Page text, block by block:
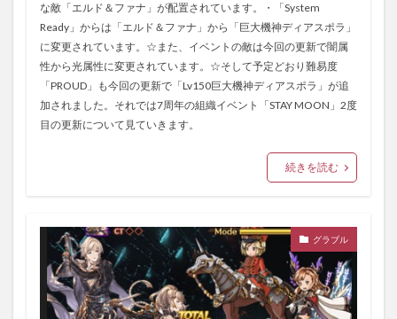
な敵「エルド＆ファナ」が配置されています。・「System
Ready」からは「エルド＆ファナ」から「巨大機神ディアスポラ」
に変更されています。☆また、イベントの敵は今回の更新で闇属
性から光属性に変更されています。☆そして予定どおり難易度
「PROUD」も今回の更新で「Lv150巨大機神ディアスポラ」が追
加されました。それでは7周年の組織イベント「STAY MOON」2度
目の更新について見ていきます。
続きを読む
グラブル